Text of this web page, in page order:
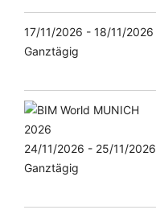
17/11/2026 - 18/11/2026
Ganztägig
24/11/2026 - 25/11/2026
Ganztägig